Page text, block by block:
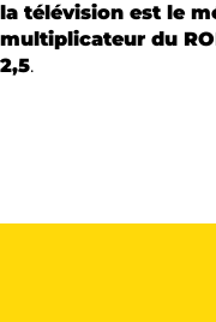
la télévision est le
multiplicateur du
2,5.